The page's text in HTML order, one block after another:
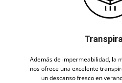
Además de impermeabilidad, la
nos ofrece una excelente
un descanso fresco en